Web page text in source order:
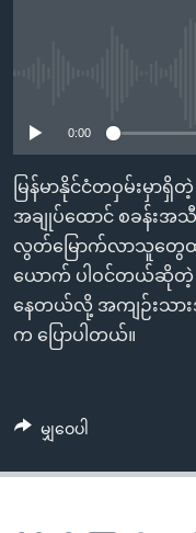
စာမျက်နှာ
သို့
ကျော်
ကြည့်
ရန်
ရှာဖွေ
သို့
ဗွီအိုအေ လူမှုကွန်ယက်များ
ဘာသာစကားများ
0:00
မြန်မာနိုင်ငံတဝှမ်းမှာရှိ
အချုပ်ထောင် စခန်းအ
လွတ်မြောက်လာသူတွေထဲ
ယောက် ပါဝင်တယ်ဆိုတဲ့
နေတယ်လို့ အကျဉ်းသာ
က ပြောပါတယ်။
မျှဝေပါ